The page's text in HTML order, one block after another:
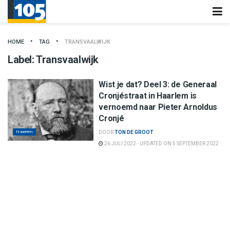
HOME TAG TRANSVAALWIJK
Label:Transvaalwijk
Haarlem
Wist je dat? Deel 3: de Generaal
Cronjéstraat in Haarlem is
vernoemd naar Pieter Arnoldus
Cronjé
DOORTON DE GROOT
26 JULI 2022 - UPDATED ON 5 SEPTEMBER 2022